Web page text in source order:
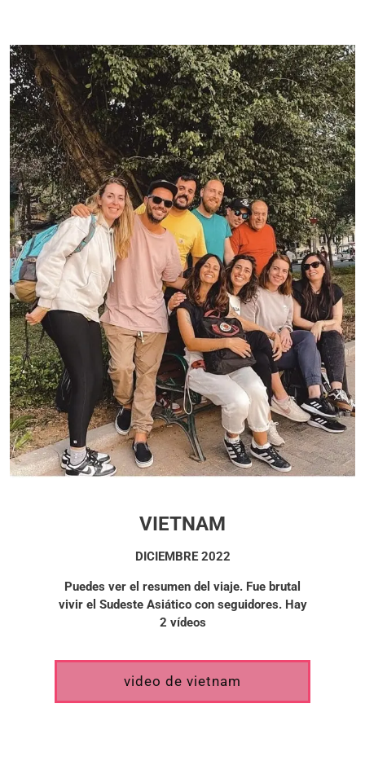
VIETNAM
DICIEMBRE 2022
Puedes ver el resumen del viaje. Fue brutal
vivir el Sudeste Asiático con seguidores. Hay
2 vídeos
video de vietnam